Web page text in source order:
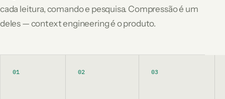
cada leitura, comando e pesquisa. Compressão é um
deles — context engineering é o produto.
01 02 03